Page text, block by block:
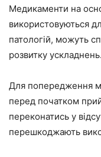
Медикаменти на
використовуються
патологій, можуть
розвитку ускладнень.
Для попередження
перед початком
переконатись у
перешкоджають